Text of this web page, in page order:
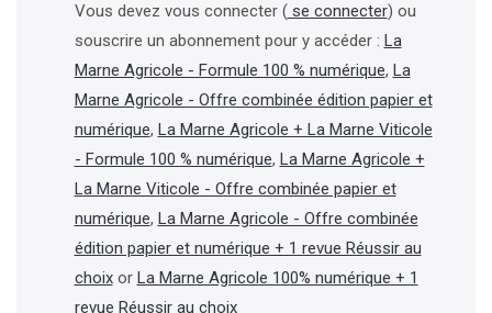
Vous devez vous connecter (se connecter) ou
souscrire un abonnement pour y accéder : La
Marne Agricole - Formule 100 % numérique, La
Marne Agricole - Offre combinée édition papier et
numérique, La Marne Agricole + La Marne Viticole
- Formule 100 % numérique, La Marne Agricole +
La Marne Viticole - Offre combinée papier et
numérique, La Marne Agricole - Offre combinée
édition papier et numérique + 1 revue Réussir au
choixor La Marne Agricole 100% numérique + 1
revue Réussir au choix